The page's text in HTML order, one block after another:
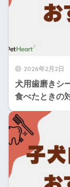
2026年2月2日
犬用歯磨きシ
食べたときの